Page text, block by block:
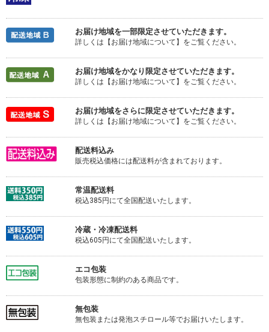
お届け地域を一部限定させていただきます。
詳しくは【お届け地域について】をご覧ください。
お届け地域をかなり限定させていただきます。
詳しくは【お届け地域について】をご覧ください。
お届け地域をさらに限定させていただきます。
詳しくは【お届け地域について】をご覧ください。
配送料込み
販売税込価格には配送料が含まれております。
常温配送料
税込385円にて全国配送いたします。
冷蔵・冷凍配送料
税込605円にて全国配送いたします。
エコ包装
包装形態に制約のある商品です。
無包装
無包装または発泡スチロール等でお届けいたします。